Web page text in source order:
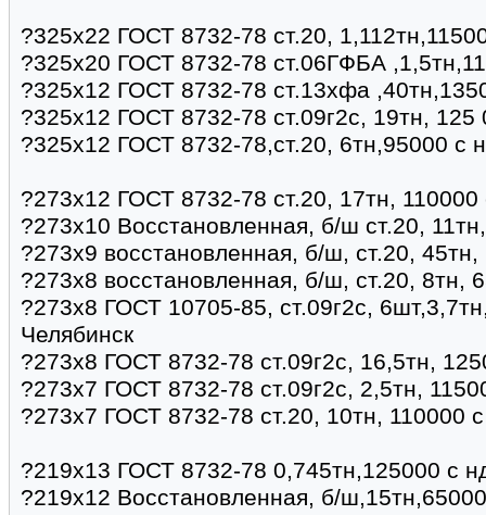
?325х22 ГОСТ 8732-78 ст.20,
?325х20 ГОСТ 8732-78 ст.06ГФБА
?325х12 ГОСТ 8732-78 ст.13хфа
?325х12 ГОСТ 8732-78 ст.09г2с, 19тн,
?325х12 ГОСТ 8732-78,ст.20, 6тн,95000 с
?273х12 ГОСТ 8732-78 ст.20, 17тн, 110000
?273х10 Восстановленная, б/ш ст.20,
?273х9 восстановленная, б/ш, ст.20,
?273х8 восстановленная, б/ш, ст.20, 8тн,
?273х8 ГОСТ 10705-85, ст.09г2с,
Челябинск
?273х8 ГОСТ 8732-78 ст.09г2с, 16,5тн,
?273х7 ГОСТ 8732-78 ст.09г2с, 2,5тн,
?273х7 ГОСТ 8732-78 ст.20, 10тн, 110000
?219х13 ГОСТ 8732-78 0,745тн,125000 с
?219х12 Восстановленная, б/